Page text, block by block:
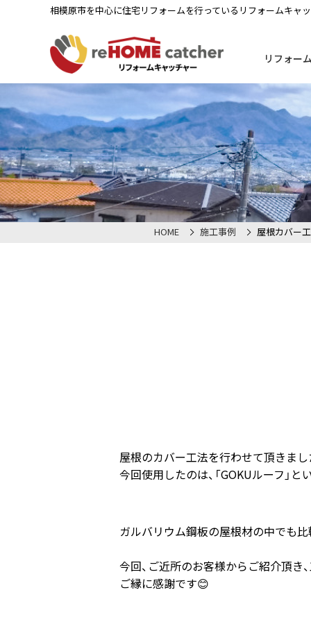
相模原市を中心に住宅リフォームを行っているリフォームキャ
リフォー
HOME 施工事例 屋根カバー
屋根のカバー工法を行わせて頂きまし
今回使用したのは、「GOKUルーフ」と
ガルバリウム鋼板の屋根材の中でも
今回、ご近所のお客様からご紹介頂き
ご縁に感謝です😊